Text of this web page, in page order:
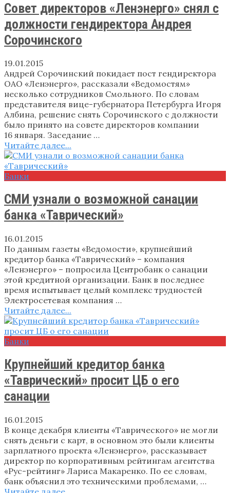
Совет директоров «Ленэнерго» снял с
должности гендиректора Андрея
Сорочинского
19.01.2015
Андрей Сорочинский покидает пост гендиректора
ОАО «Ленэнерго», рассказали «Ведомостям»
несколько сотрудников Смольного. По словам
представителя вице-губернатора Петербурга Игоря
Албина, решение снять Сорочинского с должности
было принято на совете директоров компании
16 января. Заседание …
Читайте далее...
Банки
СМИ узнали о возможной санации
банка «Таврический»
16.01.2015
По данным газеты «Ведомости», крупнейший
кредитор банка «Таврический» – компания
«Ленэнерго» – попросила Центробанк о санации
этой кредитной организации. Банк в последнее
время испытывает целый комплекс трудностей
Электросетевая компания …
Читайте далее...
Банки
Крупнейший кредитор банка
«Таврический» просит ЦБ о его
санации
16.01.2015
В конце декабря клиенты «Таврического» не могли
снять деньги с карт, в основном это были клиенты
зарплатного проекта «Ленэнерго», рассказывает
директор по корпоративным рейтингам агентства
«Рус-рейтинг» Лариса Макаренко. По ее словам,
банк объяснил это техническими проблемами, …